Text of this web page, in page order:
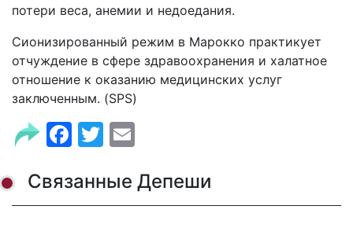
потери веса, анемии и недоедания.
Сионизированный режим в Марокко практикует
отчуждение в сфере здравоохранения и халатное
отношение к оказанию медицинских услуг
заключенным. (SPS)
Facebook
Twitter
Связанные Депеши